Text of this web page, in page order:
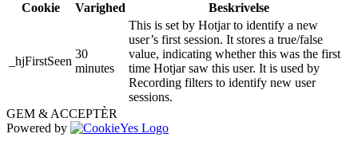
Cookie
Varighed Beskrivelse
_hjFirstSeen
30
minutes
This is set by Hotjar to identify a new
user’s first session. It stores a true/false
value, indicating whether this was the first
time Hotjar saw this user. It is used by
Recording filters to identify new user
sessions.
GEM & ACCEPTÈR
Powered by